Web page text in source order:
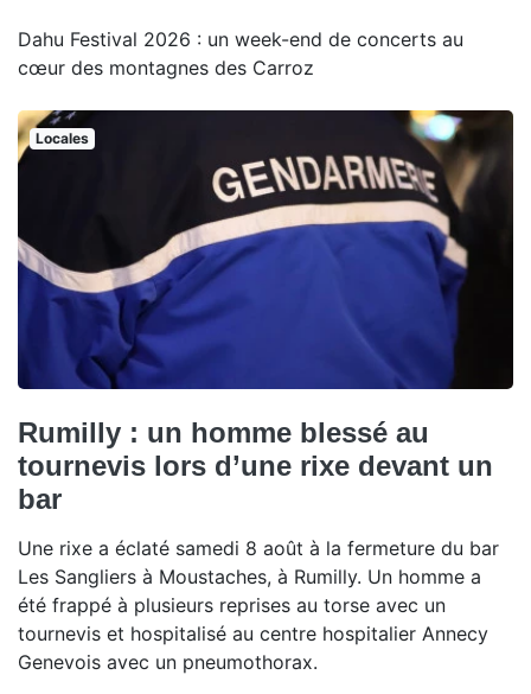
Dahu Festival 2026 : un week-end de concerts au
cœur des montagnes des Carroz
Locales
Rumilly : un homme blessé au
tournevis lors d’une rixe devant un
bar
Une rixe a éclaté samedi 8 août à la fermeture du bar
Les Sangliers à Moustaches, à Rumilly. Un homme a
été frappé à plusieurs reprises au torse avec un
tournevis et hospitalisé au centre hospitalier Annecy
Genevois avec un pneumothorax.